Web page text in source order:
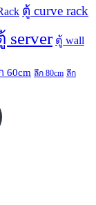
ตู้ curve rack
server ตู้ wall
60cm ลึก 80cm ลึก